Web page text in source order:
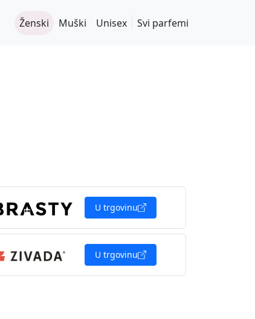
Ženski Muški Unisex Svi parfemi
U trgovinu
U trgovinu